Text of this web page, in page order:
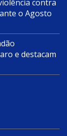
contra
o Agosto
e destacam